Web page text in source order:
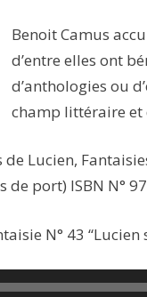
Benoit Camus
d’entre elles ont
d’anthologies ou
champ littéraire et
Lucien,
de port) ISBN N°
N° 43